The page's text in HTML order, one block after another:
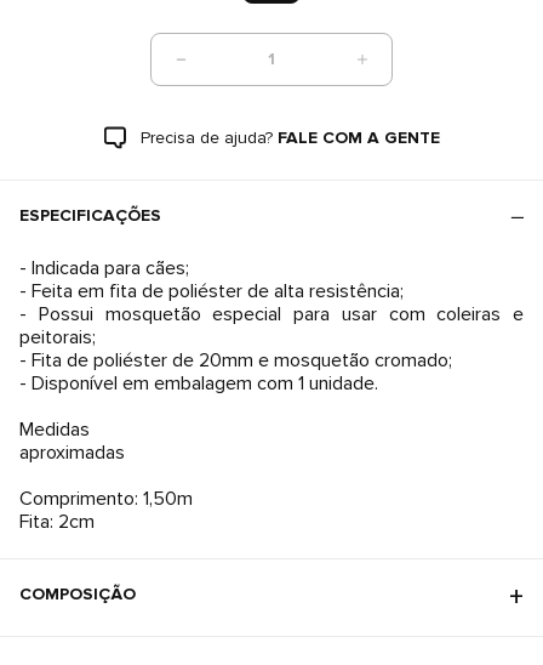
1
Precisa de ajuda? FALE COM A GENTE
ESPECIFICAÇÕES
- Indicada para cães;
- Feita em fita de poliéster de alta resistência;
- Possui mosquetão especial para usar com coleiras e
peitorais;
- Fita de poliéster de 20mm e mosquetão cromado;
- Disponível em embalagem com 1 unidade.
Medidas
aproximadas
Comprimento: 1,50m
Fita: 2cm
COMPOSIÇÃO